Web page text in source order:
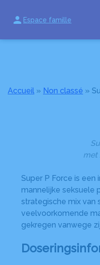
Espace famille
ACCUEILNOTRE AGENCE
Accueil » Non classé »
met
Super P Force is
mannelijke seksuele
strategische mix van
veelvoorkomende
gekregen vanwege